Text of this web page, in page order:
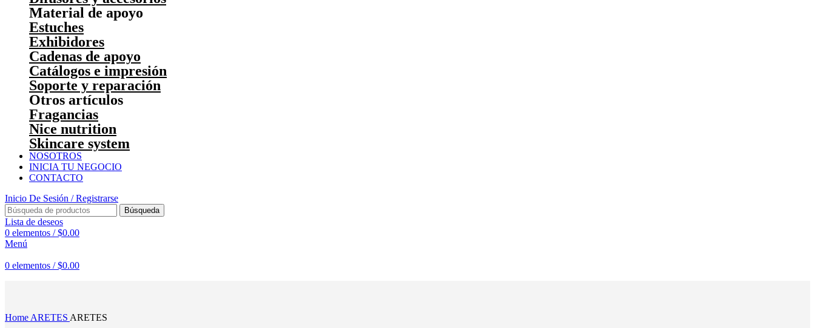
Material de apoyo
Estuches
Exhibidores
Cadenas de apoyo
Catálogos e impresión
Soporte y reparación
Otros artículos
Fragancias
Nice nutrition
Skincare system
NOSOTROS
INICIA TU NEGOCIO
CONTACTO
Inicio De Sesión / Registrarse
Búsqueda
Lista de deseos
0 elementos / $0.00
Menú
0 elementos / $0.00
Home ARETES ARETES